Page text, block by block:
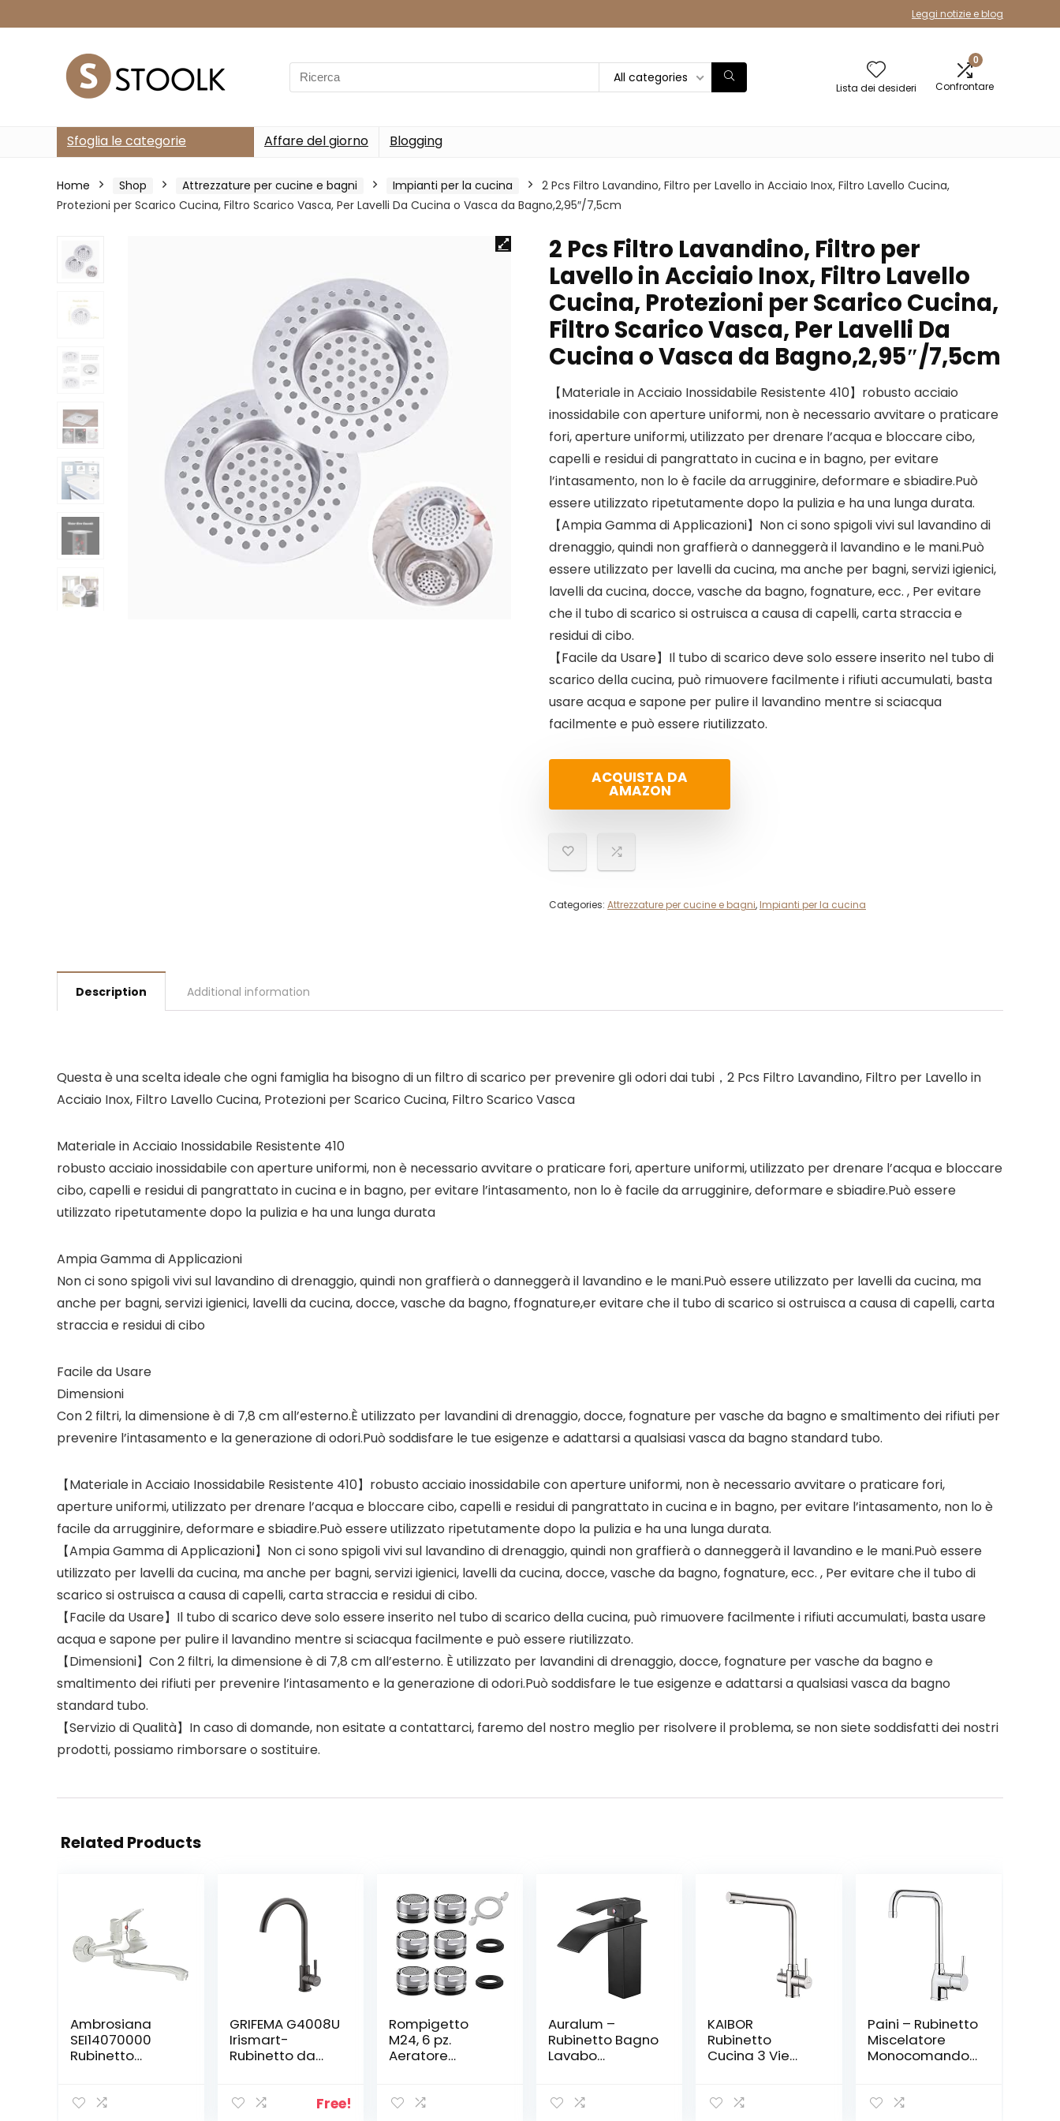
Leggi notizie e blog
Search
for:
All categories
Lista dei desideri
0
Confrontare
Sfoglia le categorie Affare del giorno Blogging
Home Shop Attrezzature per cucine e bagni Impianti per la cucina
2 Pcs Filtro Lavandino, Filtro per Lavello in Acciaio Inox, Filtro Lavello Cucina,
Protezioni per Scarico Cucina, Filtro Scarico Vasca, Per Lavelli Da Cucina o Vasca da Bagno,2,95″/7,5cm
2 Pcs Filtro Lavandino, Filtro per
Lavello in Acciaio Inox, Filtro Lavello
Cucina, Protezioni per Scarico Cucina,
Filtro Scarico Vasca, Per Lavelli Da
Cucina o Vasca da Bagno,2,95″/7,5cm
【Materiale in Acciaio Inossidabile Resistente 410】robusto acciaio
inossidabile con aperture uniformi, non è necessario avvitare o praticare
fori, aperture uniformi, utilizzato per drenare l’acqua e bloccare cibo,
capelli e residui di pangrattato in cucina e in bagno, per evitare
l’intasamento, non lo è facile da arrugginire, deformare e sbiadire.Può
essere utilizzato ripetutamente dopo la pulizia e ha una lunga durata.
【Ampia Gamma di Applicazioni】Non ci sono spigoli vivi sul lavandino di
drenaggio, quindi non graffierà o danneggerà il lavandino e le mani.Può
essere utilizzato per lavelli da cucina, ma anche per bagni, servizi igienici,
lavelli da cucina, docce, vasche da bagno, fognature, ecc. , Per evitare
che il tubo di scarico si ostruisca a causa di capelli, carta straccia e
residui di cibo.
【Facile da Usare】Il tubo di scarico deve solo essere inserito nel tubo di
scarico della cucina, può rimuovere facilmente i rifiuti accumulati, basta
usare acqua e sapone per pulire il lavandino mentre si sciacqua
facilmente e può essere riutilizzato.
ACQUISTA DA
AMAZON
Categories: Attrezzature per cucine e bagni, Impianti per la cucina
Description Additional information
Questa è una scelta ideale che ogni famiglia ha bisogno di un filtro di scarico per prevenire gli odori dai tubi，2 Pcs Filtro Lavandino, Filtro per Lavello in
Acciaio Inox, Filtro Lavello Cucina, Protezioni per Scarico Cucina, Filtro Scarico Vasca
Materiale in Acciaio Inossidabile Resistente 410
robusto acciaio inossidabile con aperture uniformi, non è necessario avvitare o praticare fori, aperture uniformi, utilizzato per drenare l’acqua e bloccare
cibo, capelli e residui di pangrattato in cucina e in bagno, per evitare l’intasamento, non lo è facile da arrugginire, deformare e sbiadire.Può essere
utilizzato ripetutamente dopo la pulizia e ha una lunga durata
Ampia Gamma di Applicazioni
Non ci sono spigoli vivi sul lavandino di drenaggio, quindi non graffierà o danneggerà il lavandino e le mani.Può essere utilizzato per lavelli da cucina, ma
anche per bagni, servizi igienici, lavelli da cucina, docce, vasche da bagno, ffognature,er evitare che il tubo di scarico si ostruisca a causa di capelli, carta
straccia e residui di cibo
Facile da Usare
Dimensioni
Con 2 filtri, la dimensione è di 7,8 cm all’esterno.È utilizzato per lavandini di drenaggio, docce, fognature per vasche da bagno e smaltimento dei rifiuti per
prevenire l’intasamento e la generazione di odori.Può soddisfare le tue esigenze e adattarsi a qualsiasi vasca da bagno standard tubo.
【Materiale in Acciaio Inossidabile Resistente 410】robusto acciaio inossidabile con aperture uniformi, non è necessario avvitare o praticare fori,
aperture uniformi, utilizzato per drenare l’acqua e bloccare cibo, capelli e residui di pangrattato in cucina e in bagno, per evitare l’intasamento, non lo è
facile da arrugginire, deformare e sbiadire.Può essere utilizzato ripetutamente dopo la pulizia e ha una lunga durata.
【Ampia Gamma di Applicazioni】Non ci sono spigoli vivi sul lavandino di drenaggio, quindi non graffierà o danneggerà il lavandino e le mani.Può essere
utilizzato per lavelli da cucina, ma anche per bagni, servizi igienici, lavelli da cucina, docce, vasche da bagno, fognature, ecc. , Per evitare che il tubo di
scarico si ostruisca a causa di capelli, carta straccia e residui di cibo.
【Facile da Usare】Il tubo di scarico deve solo essere inserito nel tubo di scarico della cucina, può rimuovere facilmente i rifiuti accumulati, basta usare
acqua e sapone per pulire il lavandino mentre si sciacqua facilmente e può essere riutilizzato.
【Dimensioni】Con 2 filtri, la dimensione è di 7,8 cm all’esterno. È utilizzato per lavandini di drenaggio, docce, fognature per vasche da bagno e
smaltimento dei rifiuti per prevenire l’intasamento e la generazione di odori.Può soddisfare le tue esigenze e adattarsi a qualsiasi vasca da bagno
standard tubo.
【Servizio di Qualità】In caso di domande, non esitate a contattarci, faremo del nostro meglio per risolvere il problema, se non siete soddisfatti dei nostri
prodotti, possiamo rimborsare o sostituire.
Related Products
Ambrosiana
SEI14070000
Rubinetto
Girevole, Cromo
GRIFEMA G4008U
Irismart-
Rubinetto da
MonocomandoFree!
Rompigetto
M24, 6 pz.
Aeratore
Lavandino per
Auralum –
Rubinetto Bagno
Lavabo
Cascata
KAIBOR
Rubinetto
Cucina 3 Vie
Inversa
Paini – Rubinetto
Miscelatore
Monocomando
laterale con